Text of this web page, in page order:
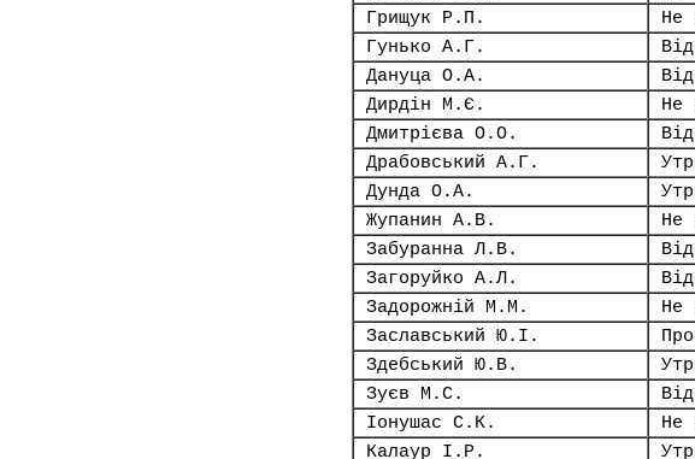
Грищук Р.П.
Не
Гунько А.Г.
Дануца О.А.
Дирдін М.Є.
Не
Дмитрієва О.О.
Драбовський А.Г.
Дунда О.А.
Жупанин А.В.
Не
Забуранна Л.В.
Загоруйко А.Л.
Задорожній М.М.
Не
Заславський Ю.І.
Здебський Ю.В.
Зуєв М.С.
Іонушас С.К.
Не
Калаур І.Р.